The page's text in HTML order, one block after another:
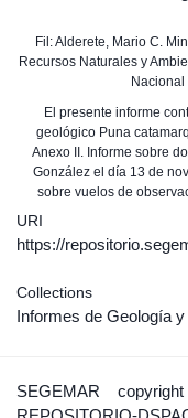
Fil: Alderete, Mario C.
Recursos Naturales y
El presente informe
geológico Puna
Anexo II. Informe sobre
González el día 13 de
sobre vuelos de
URI
https://
Collections
Informes de Geología
SEGEMAR